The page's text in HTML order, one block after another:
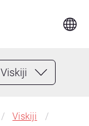
Viskiji